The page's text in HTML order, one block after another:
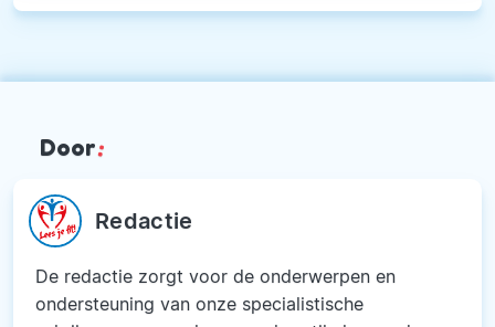
Door:
Redactie
De redactie zorgt voor de onderwerpen en
ondersteuning van onze specialistische